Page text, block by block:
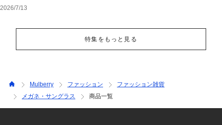
2026/7/13
特集をもっと見る
Mulberry ファッション
ファッション雑貨
メガネ・サングラス
商品一覧